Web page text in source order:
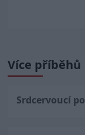
Více příběhů
Srdcervoucí